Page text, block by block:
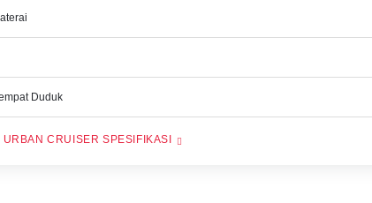
Duduk
URBAN CRUISER SPESIFIKASI